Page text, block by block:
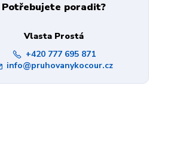
Potřebujete poradit?
Vlasta Prostá
+420 777 695 871
info@pruhovanykocour.cz